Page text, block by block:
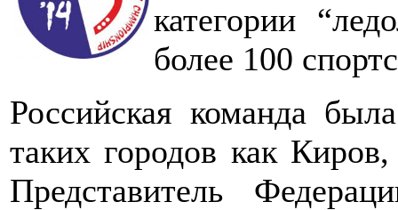
категории
более 100
Российская команда
таких городов как
Представитель